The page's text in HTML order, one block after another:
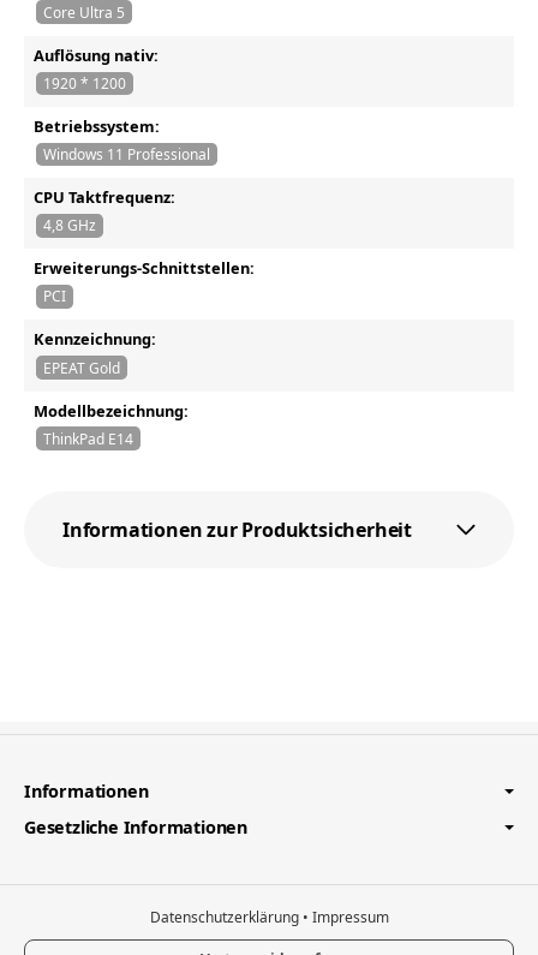
Core Ultra 5
Auflösung nativ:
1920 * 1200
Betriebssystem:
Windows 11 Professional
CPU Taktfrequenz:
4,8 GHz
Erweiterungs-Schnittstellen:
PCI
Kennzeichnung:
EPEAT Gold
Modellbezeichnung:
ThinkPad E14
Informationen zur Produktsicherheit
Informationen
Gesetzliche Informationen
Datenschutzerklärung • Impressum